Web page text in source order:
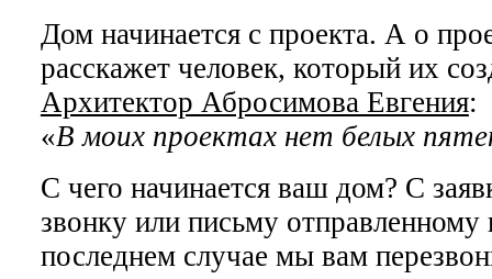
Дом начинается с проекта. А о
расскажет человек, который их
Архитектор Абросимова Евгения:
«В моих проектах нет белых
С чего начинается ваш дом? С
звонку или письму
последнем случае мы вам